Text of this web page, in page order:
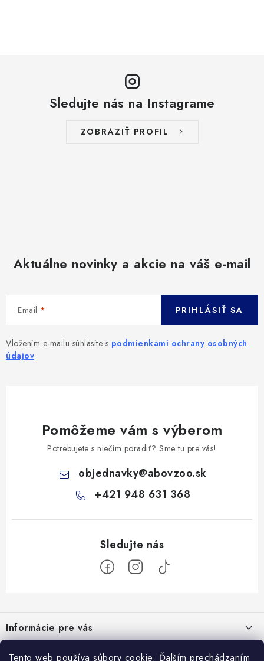
Tento web používa súbory cookie. Ďalším prechádzaním
Sledujte nás na Instagrame
ZOBRAZIŤ PROFIL
Aktuálne novinky a akcie na váš e-mail
Email
Vložením e-mailu súhlasíte s podmienkami ochrany osobných
údajov
PRIHLÁSIŤ SA
Pomôžeme vám s výberom
Potrebujete s niečím poradiť? Sme tu pre vás!
objednavky@abovzoo.sk
+421 948 631 368
p
ä
Informácie pre vás
Všeobecné obchodné podmienky
Prijímame online platby